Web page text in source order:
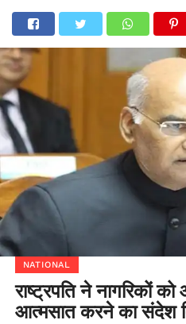
NATIONAL
राष्ट्रपति ने नागरिकों
आत्मसात करने का संदेश